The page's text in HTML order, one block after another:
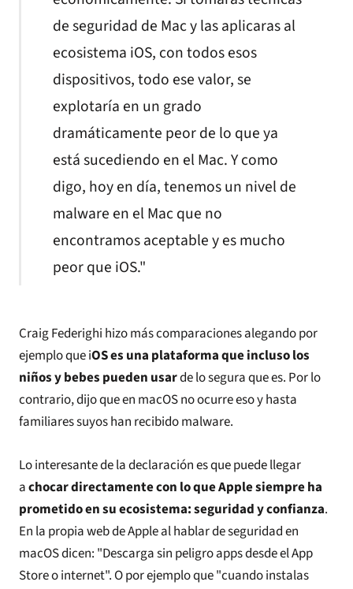
de seguridad de Mac y las aplicaras al
ecosistema iOS, con todos esos
dispositivos, todo ese valor, se
explotaría en un grado
dramáticamente peor de lo que ya
está sucediendo en el Mac. Y como
digo, hoy en día, tenemos un nivel de
malware en el Mac que no
encontramos aceptable y es mucho
peor que iOS."
Craig Federighi hizo más comparaciones alegando por
ejemplo que iOS es una plataforma que incluso los
niños y bebes pueden usarde lo segura que es. Por lo
contrario, dijo que en macOS no ocurre eso y hasta
familiares suyos han recibido malware.
Lo interesante de la declaración es que puede llegar
achocar directamente con lo que Apple siempre ha
prometido en su ecosistema: seguridad y confianza.
En la propia web de Apple al hablar de seguridad en
macOSdicen: "Descarga sin peligro apps desde el App
Store o internet". O por ejemplo que "cuando instalas